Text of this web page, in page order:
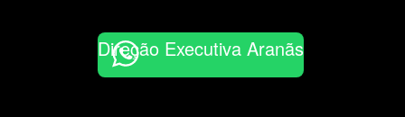
Direção Executiva Aranãs